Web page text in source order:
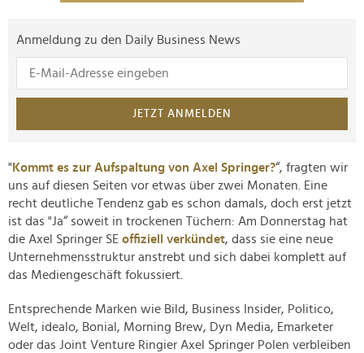
Anmeldung zu den Daily Business News
JETZT ANMELDEN
" Kommt es zur Aufspaltung von Axel Springer?“, fragten wir
uns auf diesen Seiten vor etwas über zwei Monaten. Eine
recht deutliche Tendenz gab es schon damals, doch erst jetzt
ist das "Ja“ soweit in trockenen Tüchern: Am Donnerstag hat
die Axel Springer SE offiziell verkündet, dass sie eine neue
Unternehmensstruktur anstrebt und sich dabei komplett auf
das Mediengeschäft fokussiert.
Entsprechende Marken wie Bild, Business Insider, Politico,
Welt, idealo, Bonial, Morning Brew, Dyn Media, Emarketer
oder das Joint Venture Ringier Axel Springer Polen verbleiben